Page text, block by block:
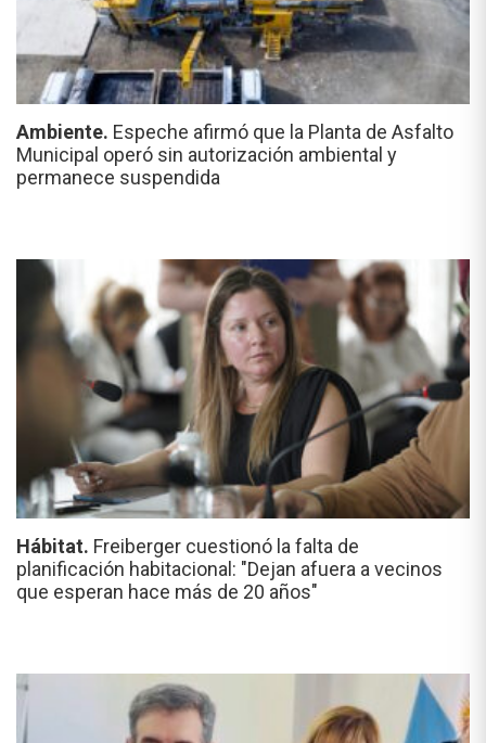
Ambiente. Espeche afirmó que la Planta de Asfalto
Municipal operó sin autorización ambiental y
permanece suspendida
Hábitat. Freiberger cuestionó la falta de
planificación habitacional: "Dejan afuera a vecinos
que esperan hace más de 20 años"